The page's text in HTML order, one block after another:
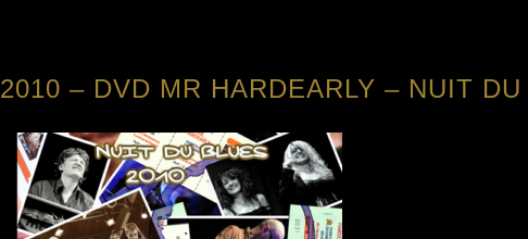
2010 – DVD MR HARDEARLY – NUIT